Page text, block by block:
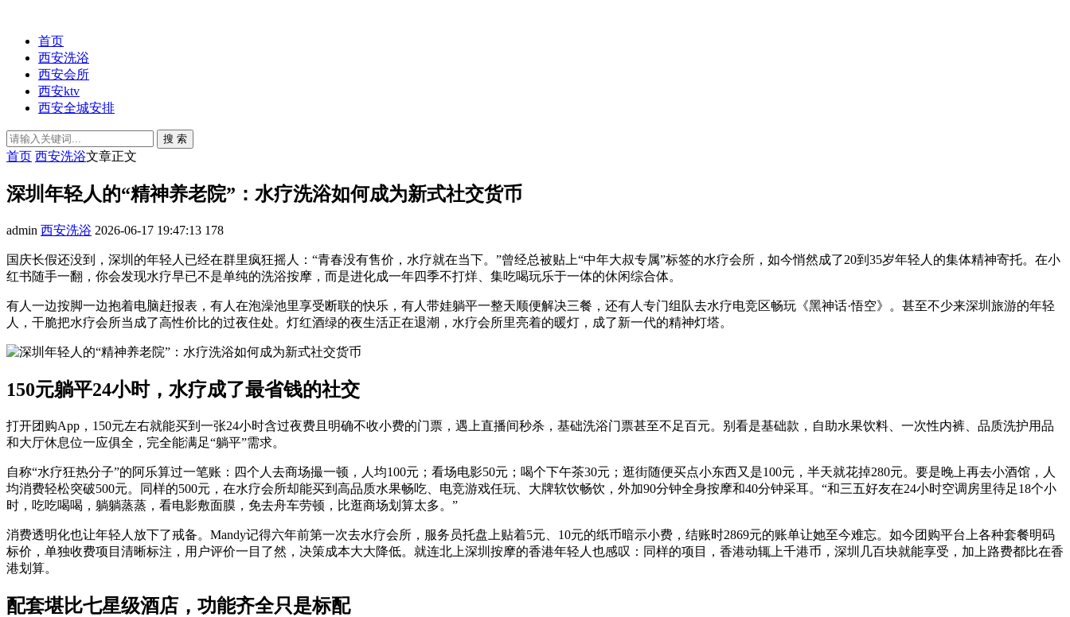
首页
西安洗浴
西安会所
西安ktv
西安全城安排
搜 索
首页 西安洗浴文章正文
深圳年轻人的“精神养老院”：水疗洗浴如何成为新式社交货币
admin 西安洗浴 2026-06-17 19:47:13 178
国庆长假还没到，深圳的年轻人已经在群里疯狂摇人：“青春没有售价，水疗就在当下。”曾经总被贴上“中年大叔专属”标签的水疗会所，如今悄然成了20到35岁年轻人的集体精神寄托。在小
红书随手一翻，你会发现水疗早已不是单纯的洗浴按摩，而是进化成一年四季不打烊、集吃喝玩乐于一体的休闲综合体。
有人一边按脚一边抱着电脑赶报表，有人在泡澡池里享受断联的快乐，有人带娃躺平一整天顺便解决三餐，还有人专门组队去水疗电竞区畅玩《黑神话·悟空》。甚至不少来深圳旅游的年轻
人，干脆把水疗会所当成了高性价比的过夜住处。灯红酒绿的夜生活正在退潮，水疗会所里亮着的暖灯，成了新一代的精神灯塔。
150元躺平24小时，水疗成了最省钱的社交
打开团购App，150元左右就能买到一张24小时含过夜费且明确不收小费的门票，遇上直播间秒杀，基础洗浴门票甚至不足百元。别看是基础款，自助水果饮料、一次性内裤、品质洗护用品
和大厅休息位一应俱全，完全能满足“躺平”需求。
自称“水疗狂热分子”的阿乐算过一笔账：四个人去商场撮一顿，人均100元；看场电影50元；喝个下午茶30元；逛街随便买点小东西又是100元，半天就花掉280元。要是晚上再去小酒馆，人
均消费轻松突破500元。同样的500元，在水疗会所却能买到高品质水果畅吃、电竞游戏任玩、大牌软饮畅饮，外加90分钟全身按摩和40分钟采耳。“和三五好友在24小时空调房里待足18个小
时，吃吃喝喝，躺躺蒸蒸，看电影敷面膜，免去舟车劳顿，比逛商场划算太多。”
消费透明化也让年轻人放下了戒备。Mandy记得六年前第一次去水疗会所，服务员托盘上贴着5元、10元的纸币暗示小费，结账时2869元的账单让她至今难忘。如今团购平台上各种套餐明码
标价，单独收费项目清晰标注，用户评价一目了然，决策成本大大降低。就连北上深圳按摩的香港年轻人也感叹：同样的项目，香港动辄上千港币，深圳几百块就能享受，加上路费都比在香
港划算。
配套堪比七星级酒店，功能齐全只是标配